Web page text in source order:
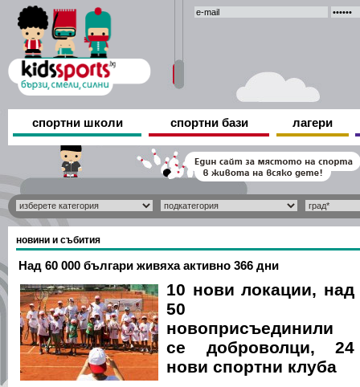
спортни школи спортни бази лагери
новини и събития
Над 60 000 българи живяха активно 366 дни
10 нови локации, над
50
новоприсъединили
се доброволци, 24
нови спортни клуба